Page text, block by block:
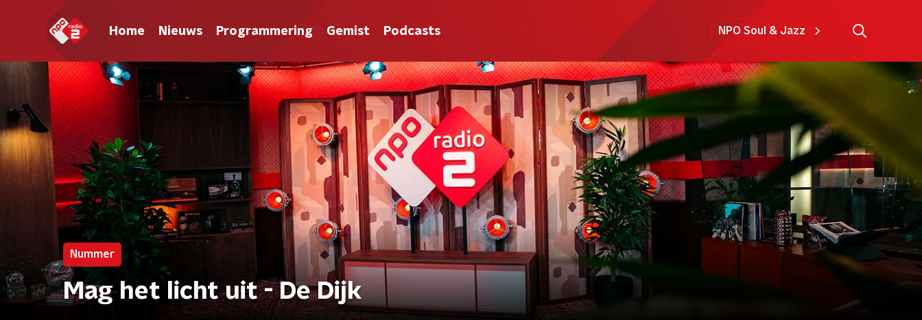
Home Nieuws Programmering Gemist Podcasts NPO Soul & Jazz
Nummer
Mag het licht uit - De Dijk